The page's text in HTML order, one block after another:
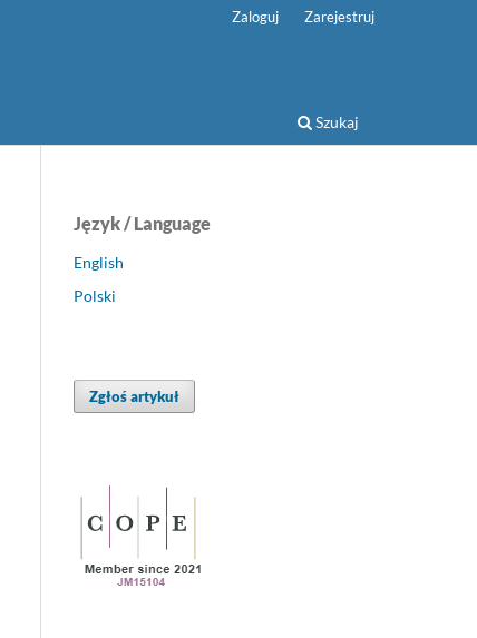
Szukaj
Zaloguj Zarejestruj
Język / Language
English
Polski
Zgłoś artykuł